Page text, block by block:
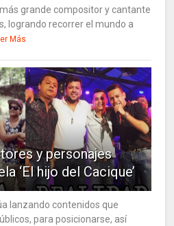
grande compositor y cantante
logrando recorrer el mundo a
Más
y personajes
‘El hijo del Cacique’
lanzando contenidos que
para posicionarse, así